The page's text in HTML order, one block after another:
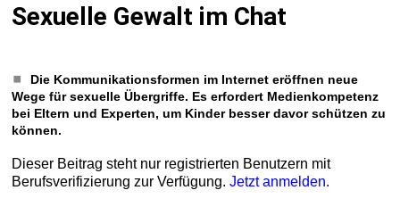
Sexuelle Gewalt im Chat
Die Kommunikationsformen im Internet eröffnen neue
Wege für sexuelle Übergriffe. Es erfordert Medienkompetenz
bei Eltern und Experten, um Kinder besser davor schützen zu
können.
Dieser Beitrag steht nur registrierten Benutzern mit
Berufsverifizierung zur Verfügung.Jetzt anmelden.